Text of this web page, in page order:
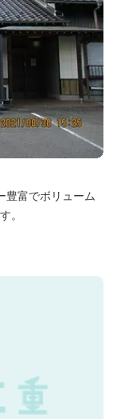
豊富でボリューム
。